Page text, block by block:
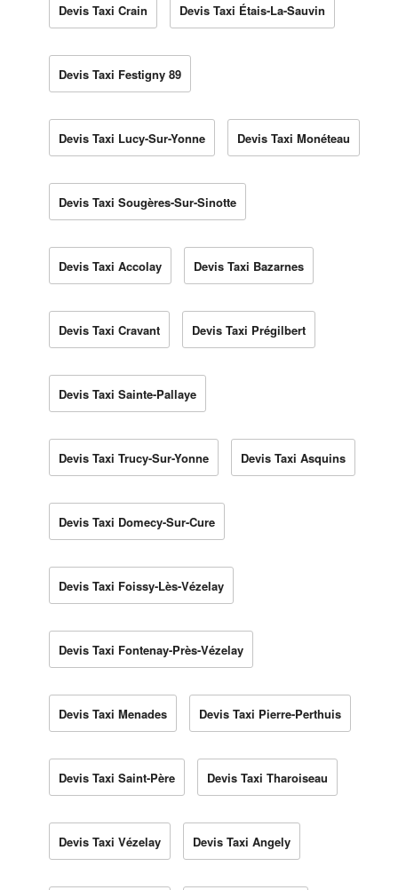
Devis Taxi Crain Devis Taxi Étais-La-Sauvin
Devis Taxi Festigny 89
Devis Taxi Lucy-Sur-Yonne Devis Taxi Monéteau
Devis Taxi Sougères-Sur-Sinotte
Devis Taxi Accolay Devis Taxi Bazarnes
Devis Taxi Cravant Devis Taxi Prégilbert
Devis Taxi Sainte-Pallaye
Devis Taxi Trucy-Sur-Yonne Devis Taxi Asquins
Devis Taxi Domecy-Sur-Cure
Devis Taxi Foissy-Lès-Vézelay
Devis Taxi Fontenay-Près-Vézelay
Devis Taxi Menades Devis Taxi Pierre-Perthuis
Devis Taxi Saint-Père Devis Taxi Tharoiseau
Devis Taxi Vézelay Devis Taxi Angely